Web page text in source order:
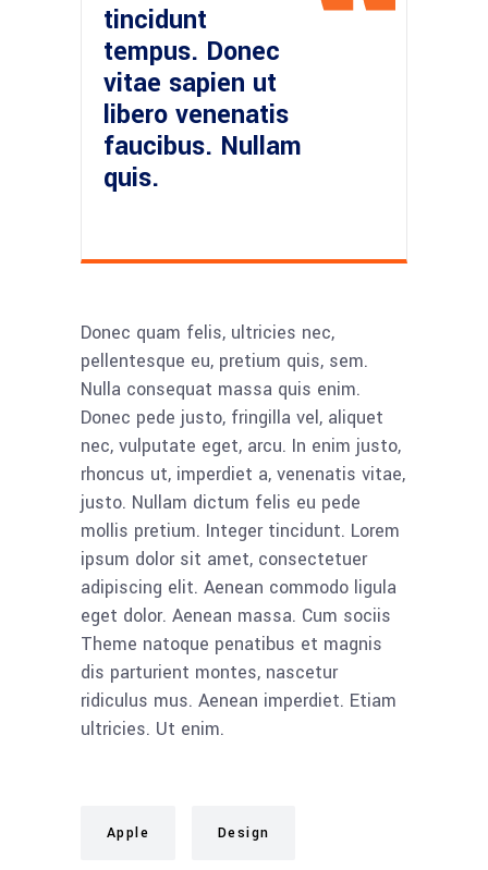
tincidunt
tempus. Donec
vitae sapien ut
libero venenatis
faucibus. Nullam
quis.
Donec quam felis, ultricies nec,
pellentesque eu, pretium quis, sem.
Nulla consequat massa quis enim.
Donec pede justo, fringilla vel, aliquet
nec, vulputate eget, arcu. In enim justo,
rhoncus ut, imperdiet a, venenatis vitae,
justo. Nullam dictum felis eu pede
mollis pretium. Integer tincidunt. Lorem
ipsum dolor sit amet, consectetuer
adipiscing elit. Aenean commodo ligula
eget dolor. Aenean massa. Cum sociis
Theme natoque penatibus et magnis
dis parturient montes, nascetur
ridiculus mus. Aenean imperdiet. Etiam
ultricies. Ut enim.
Apple Design